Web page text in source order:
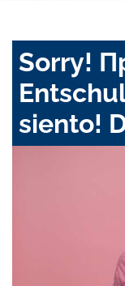
Sorry!
siento!